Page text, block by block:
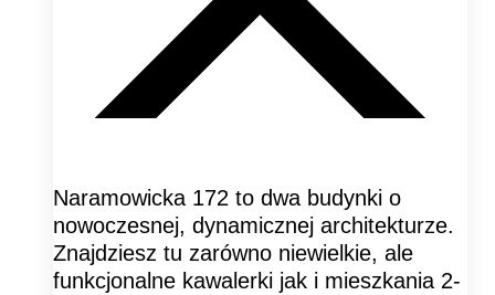
Naramowicka 172 to dwa budynki o
nowoczesnej, dynamicznej architekturze.
Znajdziesz tu zarówno niewielkie, ale
funkcjonalne kawalerki jak i mieszkania 2-